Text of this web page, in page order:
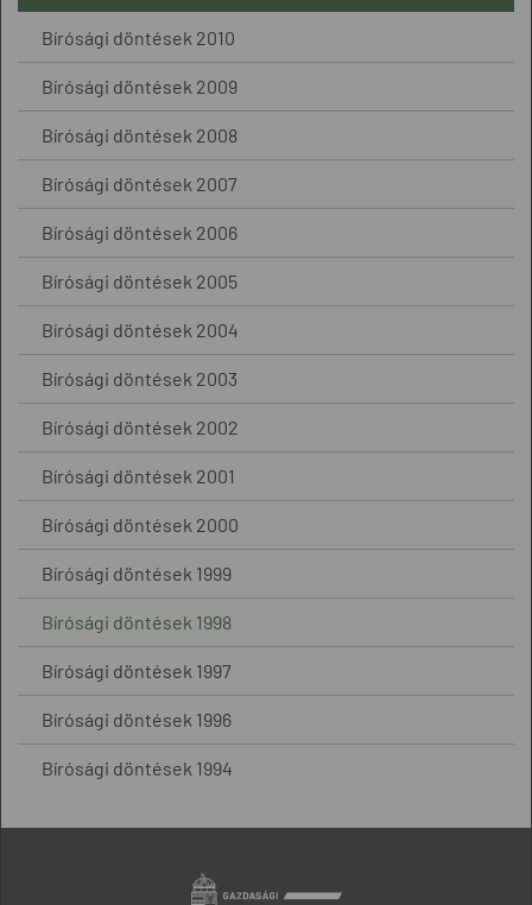
Bírósági döntések 2010
Bírósági döntések 2009
Bírósági döntések 2008
Bírósági döntések 2007
Bírósági döntések 2006
Bírósági döntések 2005
Bírósági döntések 2004
Bírósági döntések 2003
Bírósági döntések 2002
Bírósági döntések 2001
Bírósági döntések 2000
Bírósági döntések 1999
Bírósági döntések 1998
Bírósági döntések 1997
Bírósági döntések 1996
Bírósági döntések 1994